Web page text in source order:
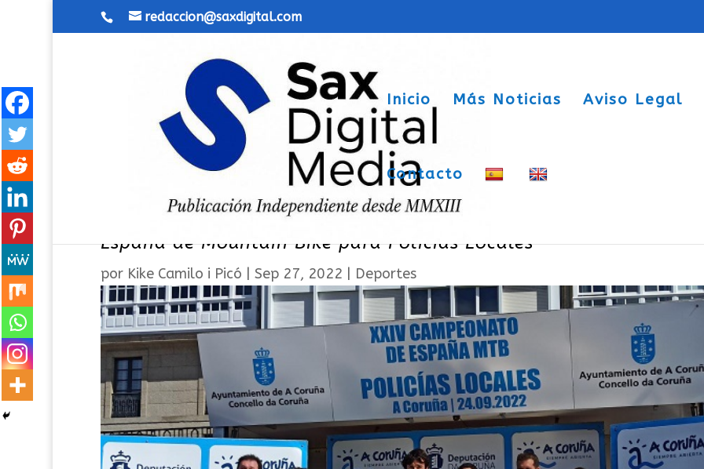
redaccion@saxdigital.com
Inicio Más Noticias Aviso Legal
Contacto
El sajeño Felipe Cutillas consigue el bronce en el Campeonato de
España de Mountain Bike para Policías Locales
por Kike Camilo i Picó Sep 27, 2022 Deportes